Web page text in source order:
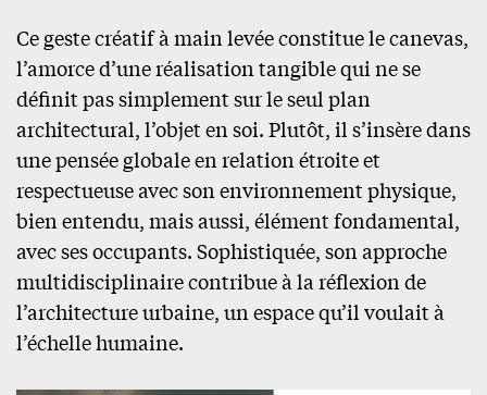
Ce geste créatif à main levée constitue le canevas,
l’amorce d’une réalisation tangible qui ne se
définit pas simplement sur le seul plan
architectural, l’objet en soi. Plutôt, il s’insère dans
une pensée globale en relation étroite et
respectueuse avec son environnement physique,
bien entendu, mais aussi, élément fondamental,
avec ses occupants. Sophistiquée, son approche
multidisciplinaire contribue à la réflexion de
l’architecture urbaine, un espace qu’il voulait à
l’échelle humaine.